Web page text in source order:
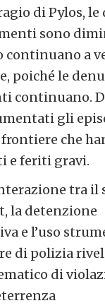
di Pylos, le
sono
continuano a
poiché le
continuano.
gli
che
e feriti gravi.
tra il
la detenzione
e l’uso
di polizia
di